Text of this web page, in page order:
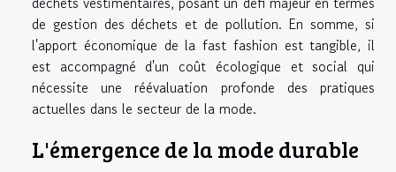
de gestion des déchets et de pollution. En somme, si
l'apport économique de la fast fashion est tangible, il
est accompagné d'un coût écologique et social qui
nécessite une réévaluation profonde des pratiques
actuelles dans le secteur de la mode.
L'émergence de la mode durable